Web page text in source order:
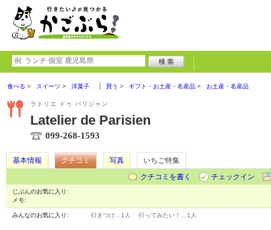
食べる スイーツ 洋菓子 買う ギフト・お土産・名産品 お土産・名産品
ラトリエ ドゥ パリジャン
Latelier de Parisien
099-268-1593
基本情報 クチコミ 写真
いちご特集
クチコミを書く
チェックイン
じぶんのお気に入り:
メモ:
みんなのお気に入り: 行きつけ… 1人 行ってみたい！… 1人